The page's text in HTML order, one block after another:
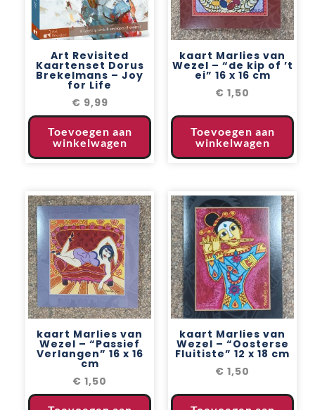
Art Revisited
Kaartenset Dorus
Brekelmans – Joy
for Life
€ 9,99
Toevoegen aan
winkelwagen
kaart Marlies van
Wezel – “de kip of ’t
ei” 16 x 16 cm
€ 1,50
Toevoegen aan
winkelwagen
kaart Marlies van
Wezel – “Passief
Verlangen” 16 x 16
cm
€ 1,50
kaart Marlies van
Wezel – “Oosterse
Fluitiste” 12 x 18 cm
€ 1,50